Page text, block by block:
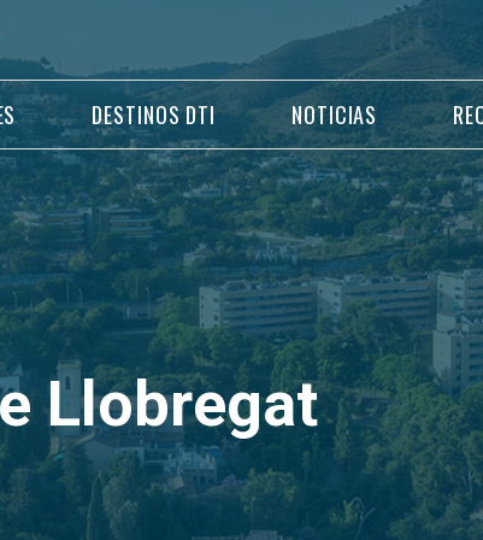
DESTINOS DTI NOTICIAS
Llobregat